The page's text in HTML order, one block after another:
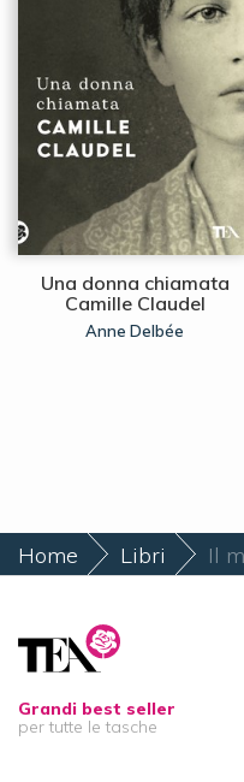
Una donna chiamata
Camille Claudel
Anne Delbée
Home Libri Il
Grandi best seller
per tutte le tasche